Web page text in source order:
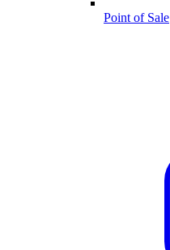
Point of Sale